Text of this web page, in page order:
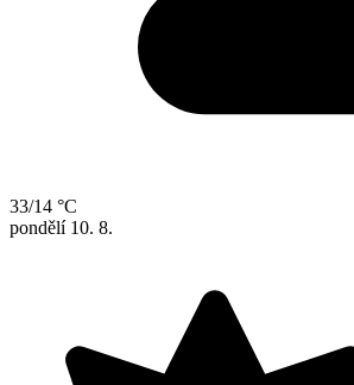
33/14 °C
pondělí 10. 8.